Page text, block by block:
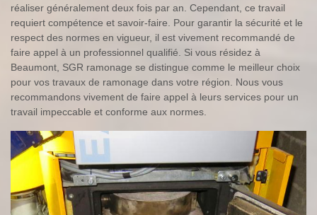
réaliser généralement deux fois par an. Cependant, ce travail
requiert compétence et savoir-faire. Pour garantir la sécurité et le
respect des normes en vigueur, il est vivement recommandé de
faire appel à un professionnel qualifié. Si vous résidez à
Beaumont, SGR ramonage se distingue comme le meilleur choix
pour vos travaux de ramonage dans votre région. Nous vous
recommandons vivement de faire appel à leurs services pour un
travail impeccable et conforme aux normes.